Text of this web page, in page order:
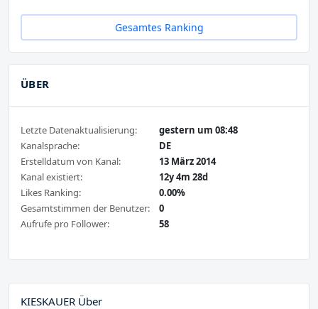
Gesamtes Ranking
ÜBER
Letzte Datenaktualisierung:
gestern um 08:48
Kanalsprache:
DE
Erstelldatum von Kanal:
13 März 2014
Kanal existiert:
12y 4m 28d
Likes Ranking:
0.00%
Gesamtstimmen der Benutzer:
0
Aufrufe pro Follower:
58
KIESKAUER Über